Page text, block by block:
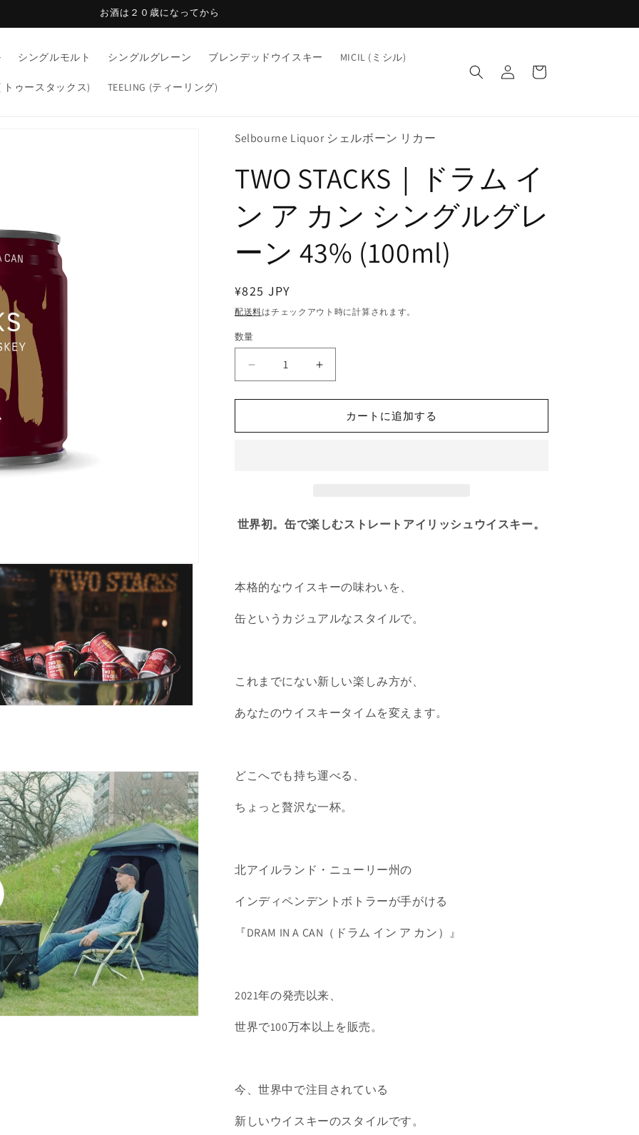
お酒は２０歳になってから
シングルモルト シングルグレーン ブレンデッドウイスキー MICIL (ミシル)
( トゥースタックス) TEELING (ティーリング)
グ
イ
ー
Selbourne Liquor シェルボーン リカー
TWO STACKS｜ドラム イ
ン ア カン シングルグレ
ーン 43% (100ml)
通
常
価
格
¥825 JPY
配送料はチェックアウト時に計算されます。
数
数量
STACKS
｜
ラ
カ
グ
グ
ン
43%
(100ml)
の
を
ら
TWO
STACKS
｜
ラ
カ
グ
グ
ン
43%
(100ml)
を
や
カートに追加する
世界初。缶で楽しむストレートアイリッシュウイスキー。
本格的なウイスキーの味わいを、
缶というカジュアルなスタイルで。
これまでにない新しい楽しみ方が、
あなたのウイスキータイムを変えます。
どこへでも持ち運べる、
ちょっと贅沢な一杯。
北アイルランド・ニューリー州の
インディペンデントボトラーが手がける
『DRAM IN A CAN（ドラム イン ア カン）』
2021年の発売以来、
世界で100万本以上を販売。
今、世界中で注目されている
新しいウイスキーのスタイルです。